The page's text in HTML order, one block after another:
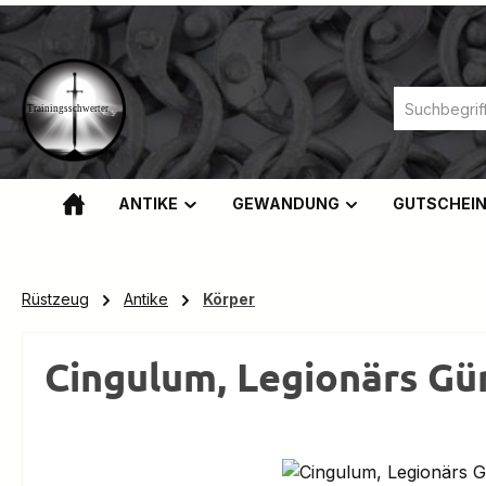
Hauptinhalt springen
Zur Suche springen
Zur Hauptnavigation springen
ANTIKE GEWANDUNG
Rüstzeug Antike Körper
Cingulum, Legionärs